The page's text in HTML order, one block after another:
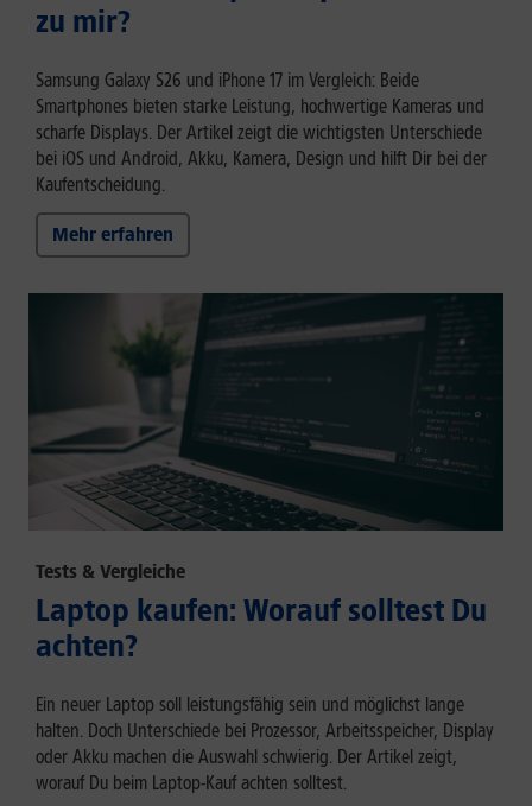
zu mir?
Samsung Galaxy S26 und iPhone 17 im Vergleich: Beide
Smartphones bieten starke Leistung, hochwertige Kameras und
scharfe Displays. Der Artikel zeigt die wichtigsten Unterschiede
bei iOS und Android, Akku, Kamera, Design und hilft Dir bei der
Kaufentscheidung.
Mehr erfahren
Tests & Vergleiche
Laptop kaufen: Worauf solltest Du
achten?
Ein neuer Laptop soll leistungsfähig sein und möglichst lange
halten. Doch Unterschiede bei Prozessor, Arbeitsspeicher, Display
oder Akku machen die Auswahl schwierig. Der Artikel zeigt,
worauf Du beim Laptop-Kauf achten solltest.